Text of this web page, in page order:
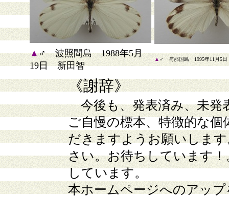
▲♂ 波照間島 1988年5月
19日 新田智
▲ ♂ 与那国島 1995年11月5
《謝辞》
今後も、発表済み、未発
ご自慢の標本、特徴的な
だきますようお願いしま
さい。お待ちしています
しています。
本ホームページへのアッ